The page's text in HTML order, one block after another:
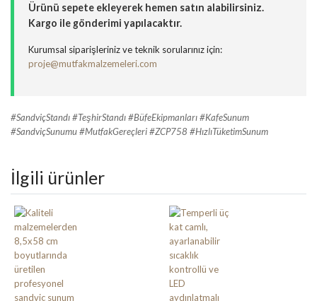
Ürünü sepete ekleyerek hemen satın alabilirsiniz.
Kargo ile gönderimi yapılacaktır.
Kurumsal siparişleriniz ve teknik sorularınız için:
proje@mutfakmalzemeleri.com
#SandviçStandı #TeşhirStandı #BüfeEkipmanları #KafeSunum
#SandviçSunumu #MutfakGereçleri #ZCP758 #HızlıTüketimSunum
İlgili ürünler